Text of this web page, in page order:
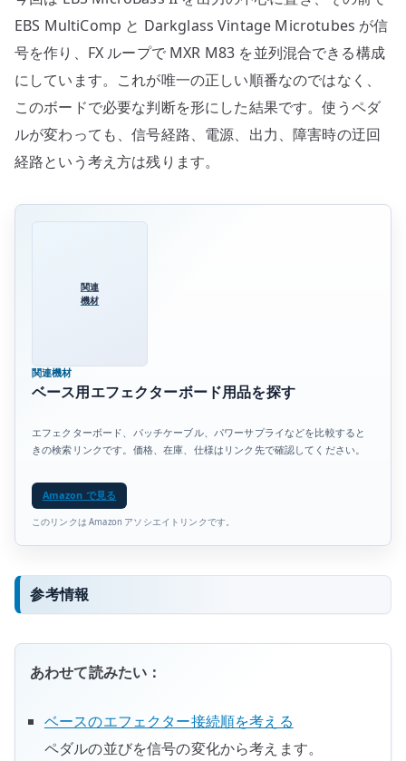
EBS MultiComp と Darkglass Vintage Microtubes が信
号を作り、FX ループで MXR M83 を並列混合できる構成
にしています。これが唯一の正しい順番なのではなく、
このボードで必要な判断を形にした結果です。使うペダ
ルが変わっても、信号経路、電源、出力、障害時の迂回
経路という考え方は残ります。
関連
機材
関連機材
ベース用エフェクターボード用品を探す
エフェクターボード、パッチケーブル、パワーサプライなどを比較すると
きの検索リンクです。価格、在庫、仕様はリンク先で確認してください。
Amazon で見る
このリンクは Amazon アソシエイトリンクです。
参考情報
あわせて読みたい：
ベースのエフェクター接続順を考える
ペダルの並びを信号の変化から考えます。